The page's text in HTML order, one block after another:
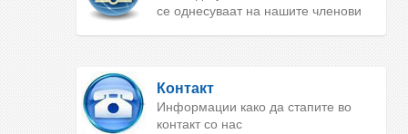
се однесуваат на нашите членови
Контакт
Информации како да стапите во
контакт со нас